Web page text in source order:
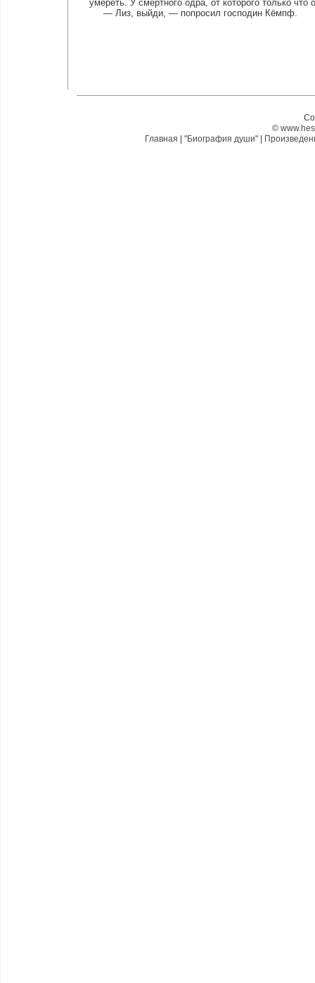
умереть. У смертного одра, от которого только
— Лиз, выйди, — попросил господин Кёмпф.
©
Главная
"Биография души"